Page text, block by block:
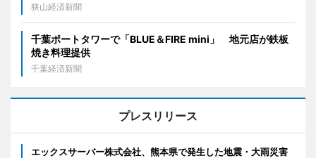
狭山経済新聞
千葉ポートタワーで「BLUE＆FIRE mini」 地元店が鉄板
焼き料理提供
千葉経済新聞
プレスリリース
エックスサーバー株式会社、熊本県で発生した地震・大雨災害